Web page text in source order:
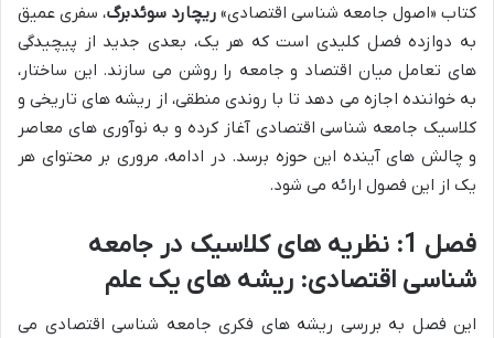
کتاب «اصول جامعه شناسی اقتصادی» ریچارد سوئدبرگ، سفری عمیق
به دوازده فصل کلیدی است که هر یک، بعدی جدید از پیچیدگی
های تعامل میان اقتصاد و جامعه را روشن می سازند. این ساختار،
به خواننده اجازه می دهد تا با روندی منطقی، از ریشه های تاریخی و
کلاسیک جامعه شناسی اقتصادی آغاز کرده و به نوآوری های معاصر
و چالش های آینده این حوزه برسد. در ادامه، مروری بر محتوای هر
یک از این فصول ارائه می شود.
فصل 1: نظریه های کلاسیک در جامعه
شناسی اقتصادی: ریشه های یک علم
این فصل به بررسی ریشه های فکری جامعه شناسی اقتصادی می